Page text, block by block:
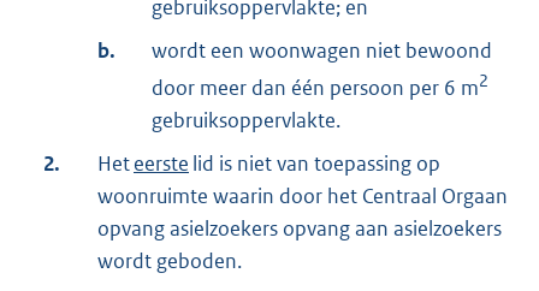
gebruiksoppervlakte; en
b.
wordt een woonwagen niet bewoond
door meer dan één persoon per 6 m2
gebruiksoppervlakte.
2.
Heteerste lid is niet van toepassing op
woonruimte waarin door het Centraal Orgaan
opvang asielzoekers opvang aan asielzoekers
wordt geboden.